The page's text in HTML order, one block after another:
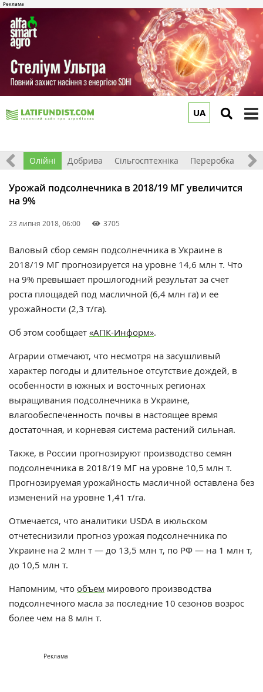
UA
Олійні Добрива Сільгосптехніка Переробка
Урожай подсолнечника в 2018/19 МГ увеличится
на 9%
23 липня 2018, 06:00 3705
Валовый сбор семян подсолнечника в Украине в
2018/19 МГ прогнозируется на уровне 14,6 млн т. Что
на 9% превышает прошлогодний результат за счет
роста площадей под масличной (6,4 млн га) и ее
урожайности (2,3 т/га).
Об этом сообщает «АПК-Информ».
Аграрии отмечают, что несмотря на засушливый
характер погоды и длительное отсутствие дождей, в
особенности в южных и восточных регионах
выращивания подсолнечника в Украине,
влагообеспеченность почвы в настоящее время
достаточная, и корневая система растений сильная.
Также, в России прогнозируют производство семян
подсолнечника в 2018/19 МГ на уровне 10,5 млн т.
Прогнозируемая урожайность масличной оставлена без
изменений на уровне 1,41 т/га.
Отмечается, что аналитики USDA в июльском
отчетеснизили прогноз урожая подсолнечника по
Украине на 2 млн т — до 13,5 млн т, по РФ — на 1 млн т,
до 10,5 млн т.
Напомним, что объем мирового производства
подсолнечного масла за последние 10 сезонов возрос
более чем на 8 млн т.
Реклама